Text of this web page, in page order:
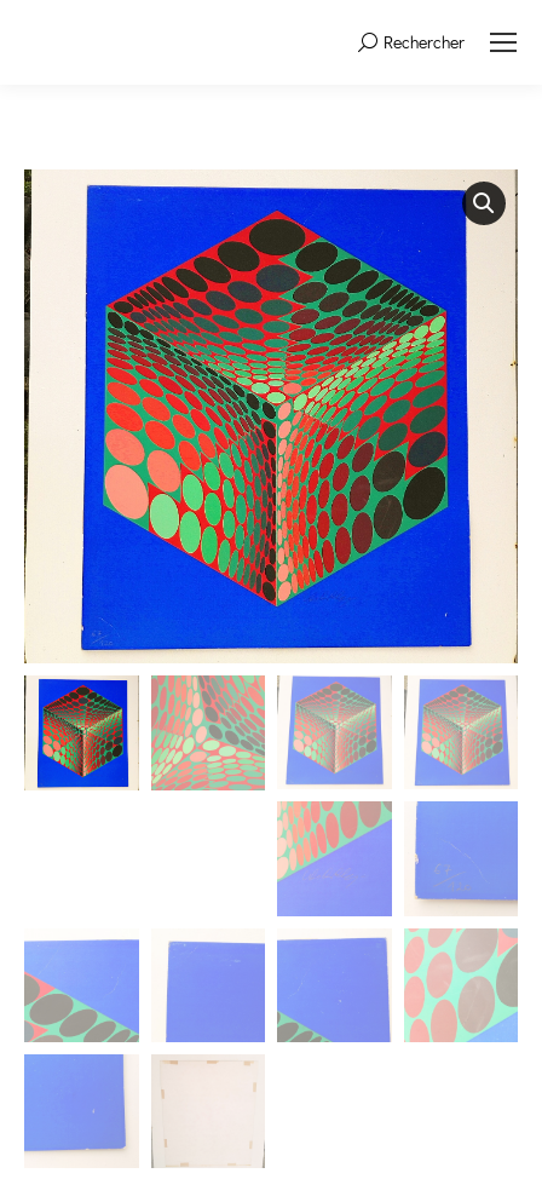
Search:Rechercher